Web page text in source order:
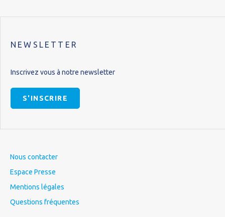
NEWSLETTER
Inscrivez vous à notre newsletter
S'INSCRIRE
Nous contacter
Espace Presse
Mentions légales
Questions fréquentes